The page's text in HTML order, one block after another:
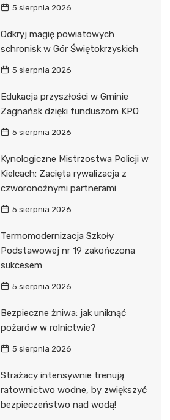
5 sierpnia 2026
Odkryj magię powiatowych
schronisk w Gór Świętokrzyskich
5 sierpnia 2026
Edukacja przyszłości w Gminie
Zagnańsk dzięki funduszom KPO
5 sierpnia 2026
Kynologiczne Mistrzostwa Policji w
Kielcach: Zacięta rywalizacja z
czworonożnymi partnerami
5 sierpnia 2026
Termomodernizacja Szkoły
Podstawowej nr 19 zakończona
sukcesem
5 sierpnia 2026
Bezpieczne żniwa: jak uniknąć
pożarów w rolnictwie?
5 sierpnia 2026
Strażacy intensywnie trenują
ratownictwo wodne, by zwiększyć
bezpieczeństwo nad wodą!